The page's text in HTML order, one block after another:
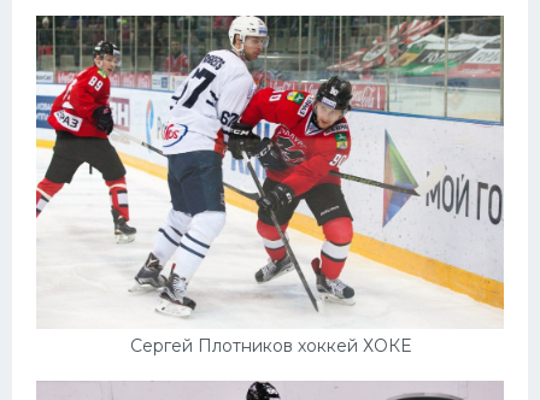
Сергей Плотников хоккей ХОКЕ